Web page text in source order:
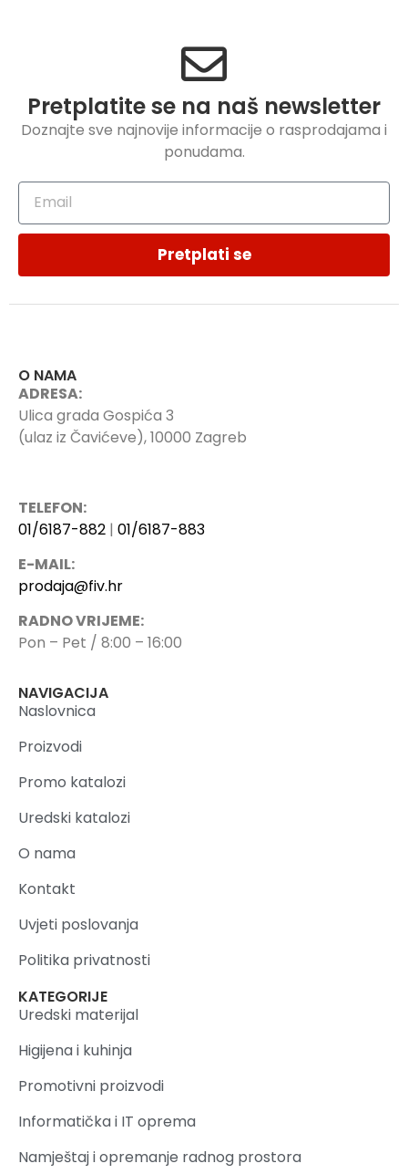
Pretplatite se na naš newsletter
Doznajte sve najnovije informacije o rasprodajama i
ponudama.
Pretplati se
O NAMA
ADRESA:
Ulica grada Gospića 3
(ulaz iz Čavićeve), 10000 Zagreb
TELEFON:
01/6187-882 | 01/6187-883
E-MAIL:
prodaja@fiv.hr
RADNO VRIJEME:
Pon – Pet / 8:00 – 16:00
NAVIGACIJA
Naslovnica
Proizvodi
Promo katalozi
Uredski katalozi
O nama
Kontakt
Uvjeti poslovanja
Politika privatnosti
KATEGORIJE
Uredski materijal
Higijena i kuhinja
Promotivni proizvodi
Informatička i IT oprema
Namještaj i opremanje radnog prostora